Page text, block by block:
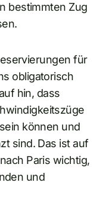
bestimmten Zug
für
obligatorisch
hin, dass
können und
sind. Das ist auf
Paris wichtig,
und